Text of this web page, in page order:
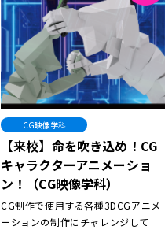
CG映像学科
【来校】命を吹き込め！CG
キャラクターアニメーショ
ン！（CG映像学科）
CG制作で使用する各種3DCGアニメ
ーションの制作にチャレンジして